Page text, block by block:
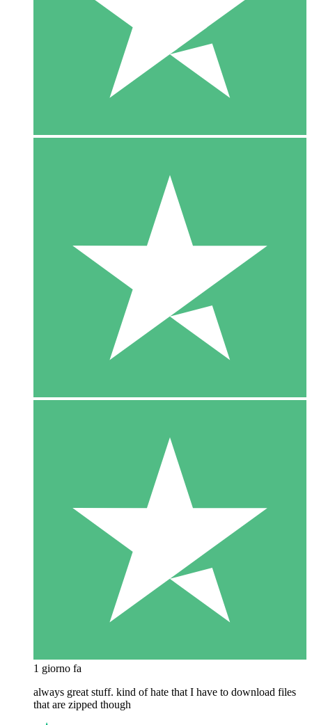
1 giorno fa
always great stuff. kind of hate that I have to download files
that are zipped though